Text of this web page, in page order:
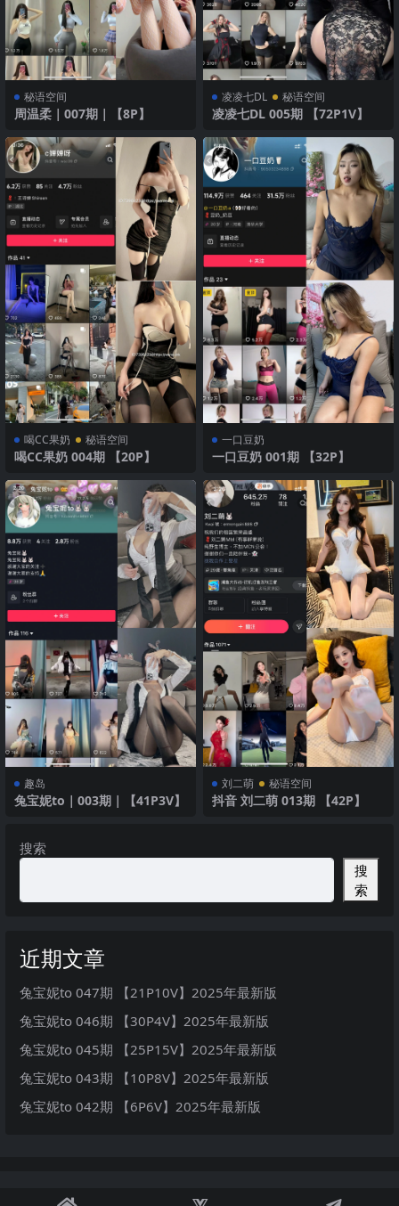
秘语空间
周温柔｜007期｜【8P】
凌凌七DL 秘语空间
凌凌七DL 005期 【72P1V】
喝CC果奶 秘语空间
喝CC果奶 004期 【20P】
一口豆奶
一口豆奶 001期 【32P】
趣岛
兔宝妮to｜003期｜【41P3V】
刘二萌 秘语空间
抖音 刘二萌 013期 【42P】
搜索
搜
索
近期文章
兔宝妮to 047期 【21P10V】2025年最新版
兔宝妮to 046期 【30P4V】2025年最新版
兔宝妮to 045期 【25P15V】2025年最新版
兔宝妮to 043期 【10P8V】2025年最新版
兔宝妮to 042期 【6P6V】2025年最新版